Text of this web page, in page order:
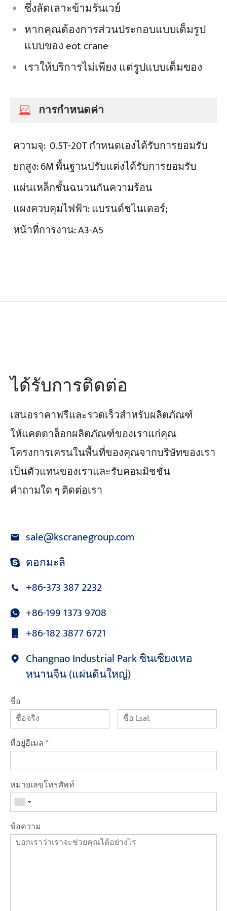
ซึ่งลัดเลาะข้ามรันเวย์
หากคุณต้องการส่วนประกอบแบบเต็มรูป
แบบของ eot crane
เราให้บริการไม่เพียง แต่รูปแบบเต็มของ
การกำหนดค่า
ความจุ: 0.5T-20T กำหนดเองได้รับการยอมรับ
ยกสูง:6M พื้นฐานปรับแต่งได้รับการยอมรับ
แผ่นเหล็กชั้นฉนวนกันความร้อน
แผงควบคุมไฟฟ้า:แบรนด์ชไนเดอร์;
หน้าที่การงาน:A3-A5
ได้รับการติดต่อ
เสนอราคาฟรีและรวดเร็วสำหรับผลิตภัณฑ์
ให้แคตตาล็อกผลิตภัณฑ์ของเราแก่คุณ
โครงการเครนในพื้นที่ของคุณจากบริษัทของเรา
เป็นตัวแทนของเราและรับคอมมิชชั่น
คำถามใด ๆ ติดต่อเรา
sale@kscranegroup.com
ดอกมะลิ
+86-373 387 2232
+86-199 1373 9708
+86-182 3877 6721
Changnao Industrial Park ซินเซียงเหอ
หนานจีน (แผ่นดินใหญ่)
ชื่อ
ที่อยู่อีเมล*
หมายเลขโทรศัพท์
ข้อความ